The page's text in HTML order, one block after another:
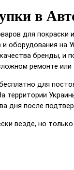
в
для покраски
оборудования на
бренды, и
ремонте или
для
территории
дня после
везде, но